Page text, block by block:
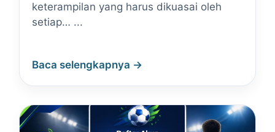
keterampilan yang harus dikuasai oleh
setiap… ...
Baca selengkapnya →